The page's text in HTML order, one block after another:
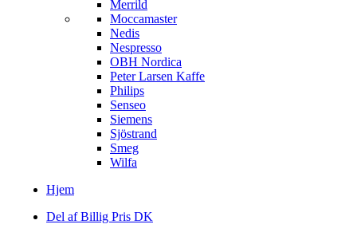
Merrild
Moccamaster
Nedis
Nespresso
OBH Nordica
Peter Larsen Kaffe
Philips
Senseo
Siemens
Sjöstrand
Smeg
Wilfa
Hjem
Del af Billig Pris DK